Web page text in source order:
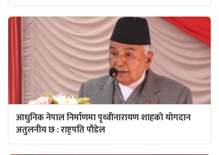
आधुनिक नेपाल निर्माणमा पृथ्वीनारायण शाहकाे याेगदान
अतुलनीय छ : राष्ट्रपति पाैडेल